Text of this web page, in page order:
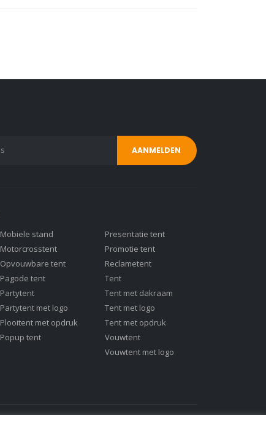
Mobiele stand
Motorcrosstent
Opvouwbare tent
Pagode tent
Partytent
Partytent met logo
Plooitent met opdruk
Popup tent
Presentatie tent
Promotie tent
Reclametent
Tent
Tent met dakraam
Tent met logo
Tent met opdruk
Vouwtent
Vouwtent met logo